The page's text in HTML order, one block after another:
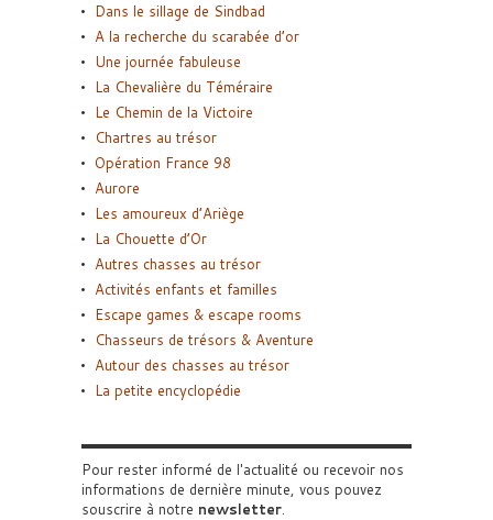
Dans le sillage de Sindbad
A la recherche du scarabée d’or
Une journée fabuleuse
La Chevalière du Téméraire
Le Chemin de la Victoire
Chartres au trésor
Opération France 98
Aurore
Les amoureux d’Ariège
La Chouette d’Or
Autres chasses au trésor
Activités enfants et familles
Escape games & escape rooms
Chasseurs de trésors & Aventure
Autour des chasses au trésor
La petite encyclopédie
Pour rester informé de l'actualité ou recevoir nos
informations de dernière minute, vous pouvez
souscrire à notre newsletter.